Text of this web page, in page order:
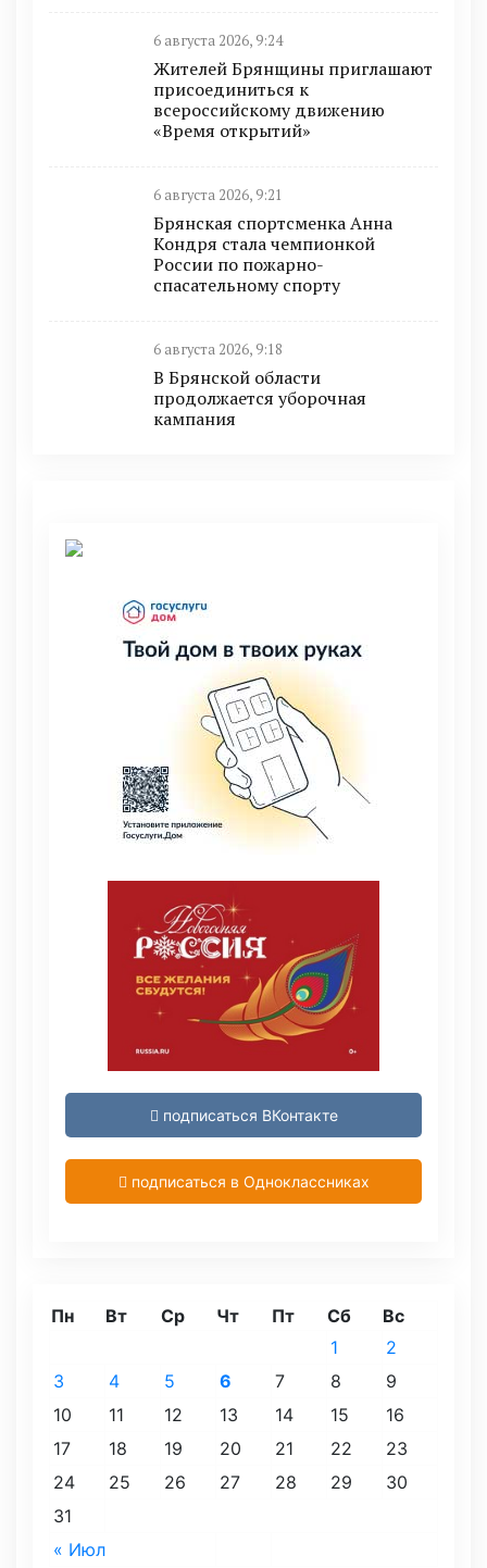
6 августа 2026, 9:24
Жителей Брянщины приглашают
присоединиться к
всероссийскому движению
«Время открытий»
6 августа 2026, 9:21
Брянская спортсменка Анна
Кондря стала чемпионкой
России по пожарно-
спасательному спорту
6 августа 2026, 9:18
В Брянской области
продолжается уборочная
кампания
подписаться ВКонтакте
подписаться в Одноклассниках
Пн Вт Ср Чт Пт Сб Вс
« Июл
1
2
3
4 5 6 7 8
9
10
11 12 13 14 15
16
17
18 19 20 21 22
23
24
25 26 27 28 29
30
31